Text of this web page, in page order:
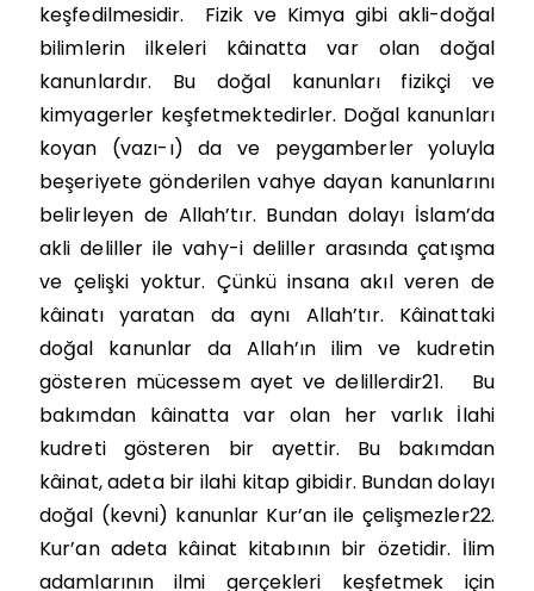
keşfedilmesidir. Fizik ve Kimya gibi akli-doğal
bilimlerin ilkeleri kâinatta var olan doğal
kanunlardır. Bu doğal kanunları fizikçi ve
kimyagerler keşfetmektedirler. Doğal kanunları
koyan (vazı-ı) da ve peygamberler yoluyla
beşeriyete gönderilen vahye dayan kanunlarını
belirleyen de Allah’tır. Bundan dolayı İslam’da
akli deliller ile vahy-i deliller arasında çatışma
ve çelişki yoktur. Çünkü insana akıl veren de
kâinatı yaratan da aynı Allah’tır. Kâinattaki
doğal kanunlar da Allah’ın ilim ve kudretin
gösteren mücessem ayet ve delillerdir21. Bu
bakımdan kâinatta var olan her varlık İlahi
kudreti gösteren bir ayettir. Bu bakımdan
kâinat, adeta bir ilahi kitap gibidir. Bundan dolayı
doğal (kevni) kanunlar Kur’an ile çelişmezler22.
Kur’an adeta kâinat kitabının bir özetidir. İlim
adamlarının ilmi gerçekleri keşfetmek için